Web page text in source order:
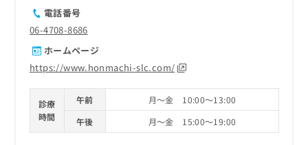
電話番号
06-4708-8686
ホームページ
https://www.honmachi-slc.com/
診療
時間
午前
月～金 10:00～13:00
午後
月～金 15:00～19:00